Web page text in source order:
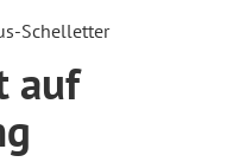
Schelletter
auf